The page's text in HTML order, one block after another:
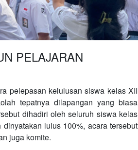
PELAJARAN
pelepasan kelulusan siswa kelas XII
tepatnya dilapangan yang biasa
dihadiri oleh seluruh siswa kelas
lulus 100%, acara tersebut
juga komite.